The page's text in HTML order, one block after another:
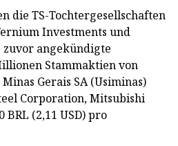
die TS-Tochtergesellschaften
Investments und
angekündigte
Stammaktien von
Gerais SA (Usiminas)
Corporation, Mitsubishi
(2,11 USD) pro